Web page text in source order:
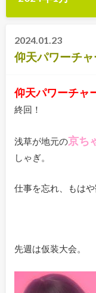
2024.01.23
仰天パワーチャ
仰天パワーチャ
終回！
浅草が地元の京ち
しゃぎ。
仕事を忘れ、もは
先週は仮装大会。